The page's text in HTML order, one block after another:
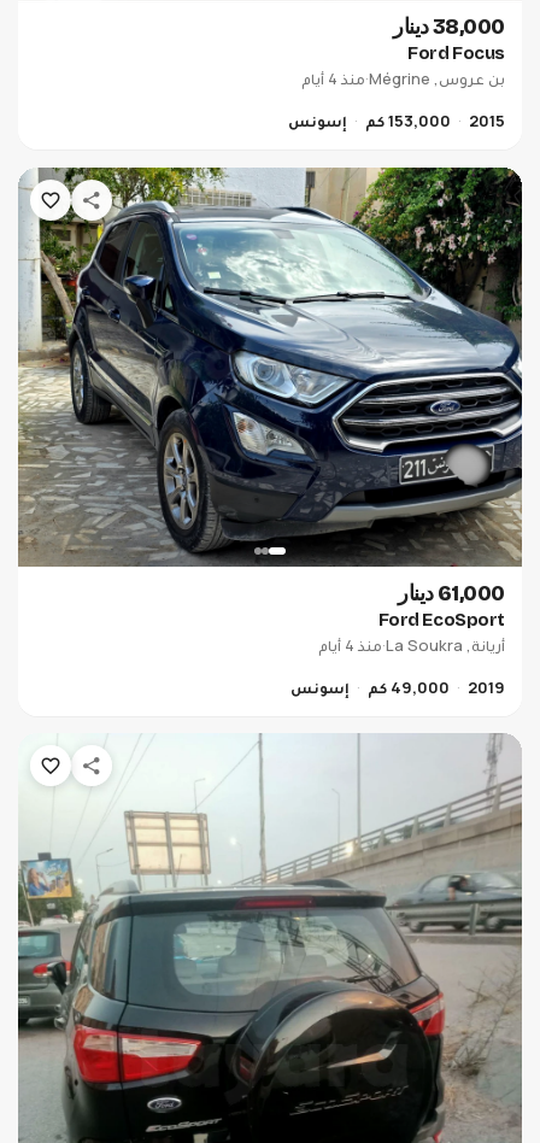
38,000 دينار
Ford Focus
بن عروس, Mégrine
·منذ 4 أيام
2015
153,000 كم إسونس
61,000 دينار
Ford EcoSport
أريانة, La Soukra
·منذ 4 أيام
2019
49,000 كم إسونس